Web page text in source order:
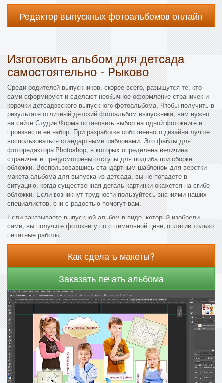
Редактор выпускных фотоальбомов онлайн
Изготовить альбом для детсада
самостоятельно - Рыково
Среди родителей выпускников, скорее всего, разыщутся те, кто
сами сформируют и сделают необычное оформление страничек и
корочки детсадовского выпускного фотоальбома. Чтобы получить в
результате отличный детский фотоальбом выпускника, вам нужно
на сайте Студии Форма остановить выбор на одной фотокниге и
произвести ее набор. При разработке собственного дизайна лучше
воспользоваться стандартными шаблонами. Это файлы для
фоторедактора Photoshop, в которых определена величина
страничек и предусмотрены отступы для подгиба при сборке
обложки. Воспользовавшись стандартным шаблоном для верстки
макета альбома для выпуска из детсада, вы не попадете в
ситуацию, когда существенная деталь картинки окажется на сгибе
обложки. Если возникнут трудности пользуйтесь знаниями наших
специалистов, они с радостью помогут вам.
Если заказываете выпускной альбом в виде, который изобрели
сами, вы получите фотокнигу по оптимальной цене, оплатив только
печатные работы.
Как сделать макеты?
Заказать печать альбома